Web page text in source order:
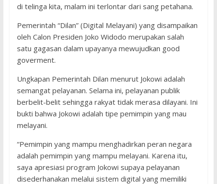
di telinga kita, malam ini terlontar dari sang petahana.
Pemerintah “Dilan” (Digital Melayani) yang disampaikan
oleh Calon Presiden Joko Widodo merupakan salah
satu gagasan dalam upayanya mewujudkan good
goverment.
Ungkapan Pemerintah Dilan menurut Jokowi adalah
semangat pelayanan. Selama ini, pelayanan publik
berbelit-belit sehingga rakyat tidak merasa dilayani. Ini
bukti bahwa Jokowi adalah tipe pemimpin yang mau
melayani.
“Pemimpin yang mampu menghadirkan peran negara
adalah pemimpin yang mampu melayani. Karena itu,
saya apresiasi program Jokowi supaya pelayanan
disederhanakan melalui sistem digital yang memiliki